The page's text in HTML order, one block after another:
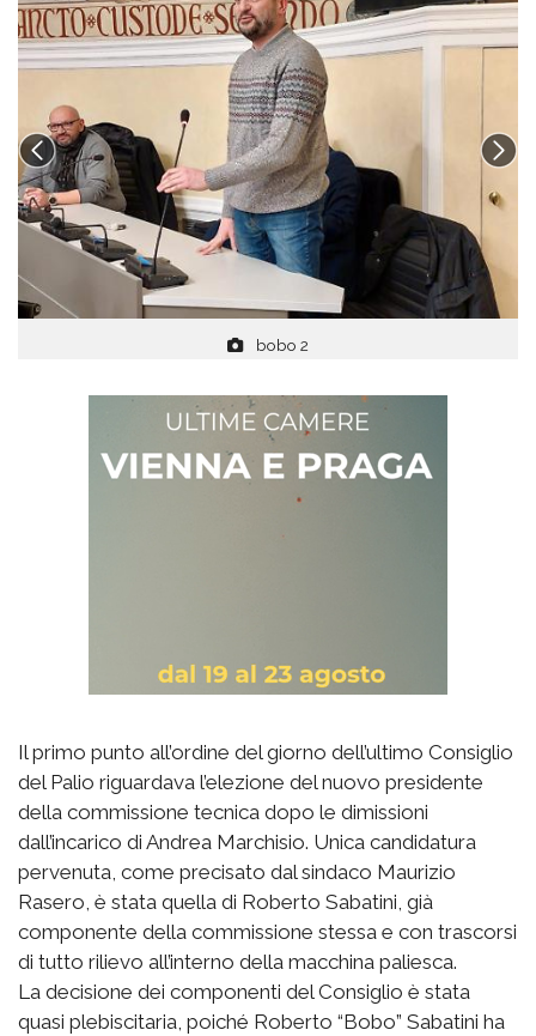
bobo 2
Il primo punto all’ordine del giorno dell’ultimo Consiglio
del Palio riguardava l’elezione del nuovo presidente
della commissione tecnica dopo le dimissioni
dall’incarico di Andrea Marchisio. Unica candidatura
pervenuta, come precisato dal sindaco Maurizio
Rasero, è stata quella di Roberto Sabatini, già
componente della commissione stessa e con trascorsi
di tutto rilievo all’interno della macchina paliesca.
La decisione dei componenti del Consiglio è stata
quasi plebiscitaria, poiché Roberto “Bobo” Sabatini ha